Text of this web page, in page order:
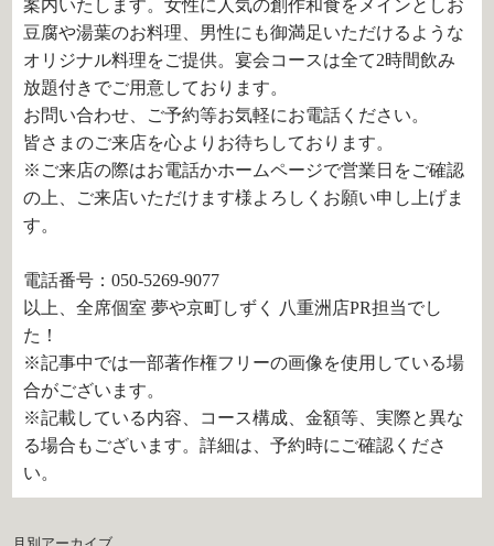
案内いたします。女性に人気の創作和食をメインとしお
豆腐や湯葉のお料理、男性にも御満足いただけるような
オリジナル料理をご提供。宴会コースは全て2時間飲み
放題付きでご用意しております。
お問い合わせ、ご予約等お気軽にお電話ください。
皆さまのご来店を心よりお待ちしております。
※ご来店の際はお電話かホームページで営業日をご確認
の上、ご来店いただけます様よろしくお願い申し上げま
す。
電話番号：050-5269-9077
以上、全席個室 夢や京町しずく 八重洲店PR担当でし
た！
※記事中では一部著作権フリーの画像を使用している場
合がございます。
※記載している内容、コース構成、金額等、実際と異な
る場合もございます。詳細は、予約時にご確認くださ
い。